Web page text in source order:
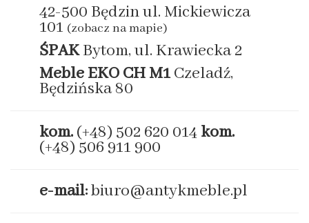
42-500 Będzin ul. Mickiewicza
101 (zobacz na mapie)
ŚPAKBytom, ul. Krawiecka 2
Meble EKO CH M1Czeladź,
Będzińska 80
kom. (+48) 502 620 014 kom.
(+48) 506 911 900
e-mail:biuro@antykmeble.pl